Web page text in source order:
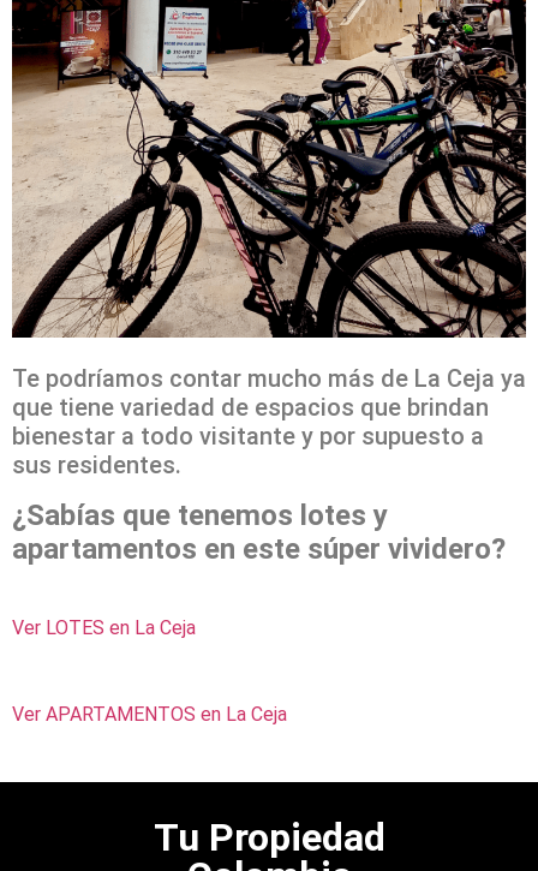
Te podríamos contar mucho más de La Ceja ya
que tiene variedad de espacios que brindan
bienestar a todo visitante y por supuesto a
sus residentes.
¿Sabías que tenemos lotes y
apartamentos en este súper vividero?
Ver LOTES en La Ceja
Ver APARTAMENTOS en La Ceja
Tu Propiedad